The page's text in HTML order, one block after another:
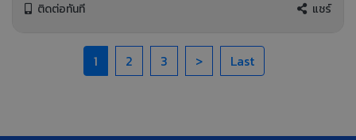
ติดต่อทันที แชร์
1 2 3 > Last